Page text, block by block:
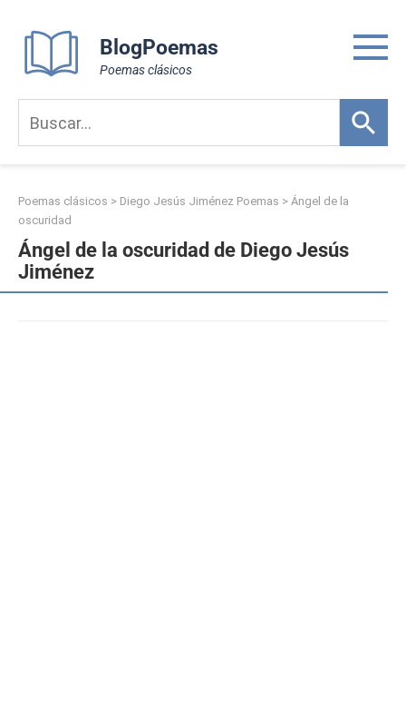
content
BlogPoemas
Poemas clásicos
Poemas clásicos > Diego Jesús Jiménez Poemas > Ángel de la
oscuridad
Ángel de la oscuridad de Diego Jesús
Jiménez